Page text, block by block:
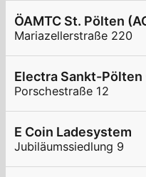
ÖAMTC St. Pölten
Mariazellerstraße 220
Electra Sankt-Pölten
Porschestraße 12
E Coin Ladesystem
Jubiläumssiedlung 9